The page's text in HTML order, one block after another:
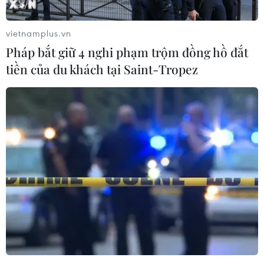
Phiên đầu tuần, thị trường tiền điện tử
"chìm trong sắc đỏ"
04/07/2022 13:19
XRP của Ripple đã tăng 2% trong 24 giờ qua và giá
của 1 XRP đứng ở mức 0,31 USD. XRP được xếp hạng là
tiền điện tử lớn thứ 7 theo CMC với giá trị vốn hóa thị
trường đứng ở mức 15,4 tỷ USD.
vietnamplus.vn
Pháp bắt giữ 4 nghi phạm trộm đồng hồ đắt
tiền của du khách tại Saint-Tropez